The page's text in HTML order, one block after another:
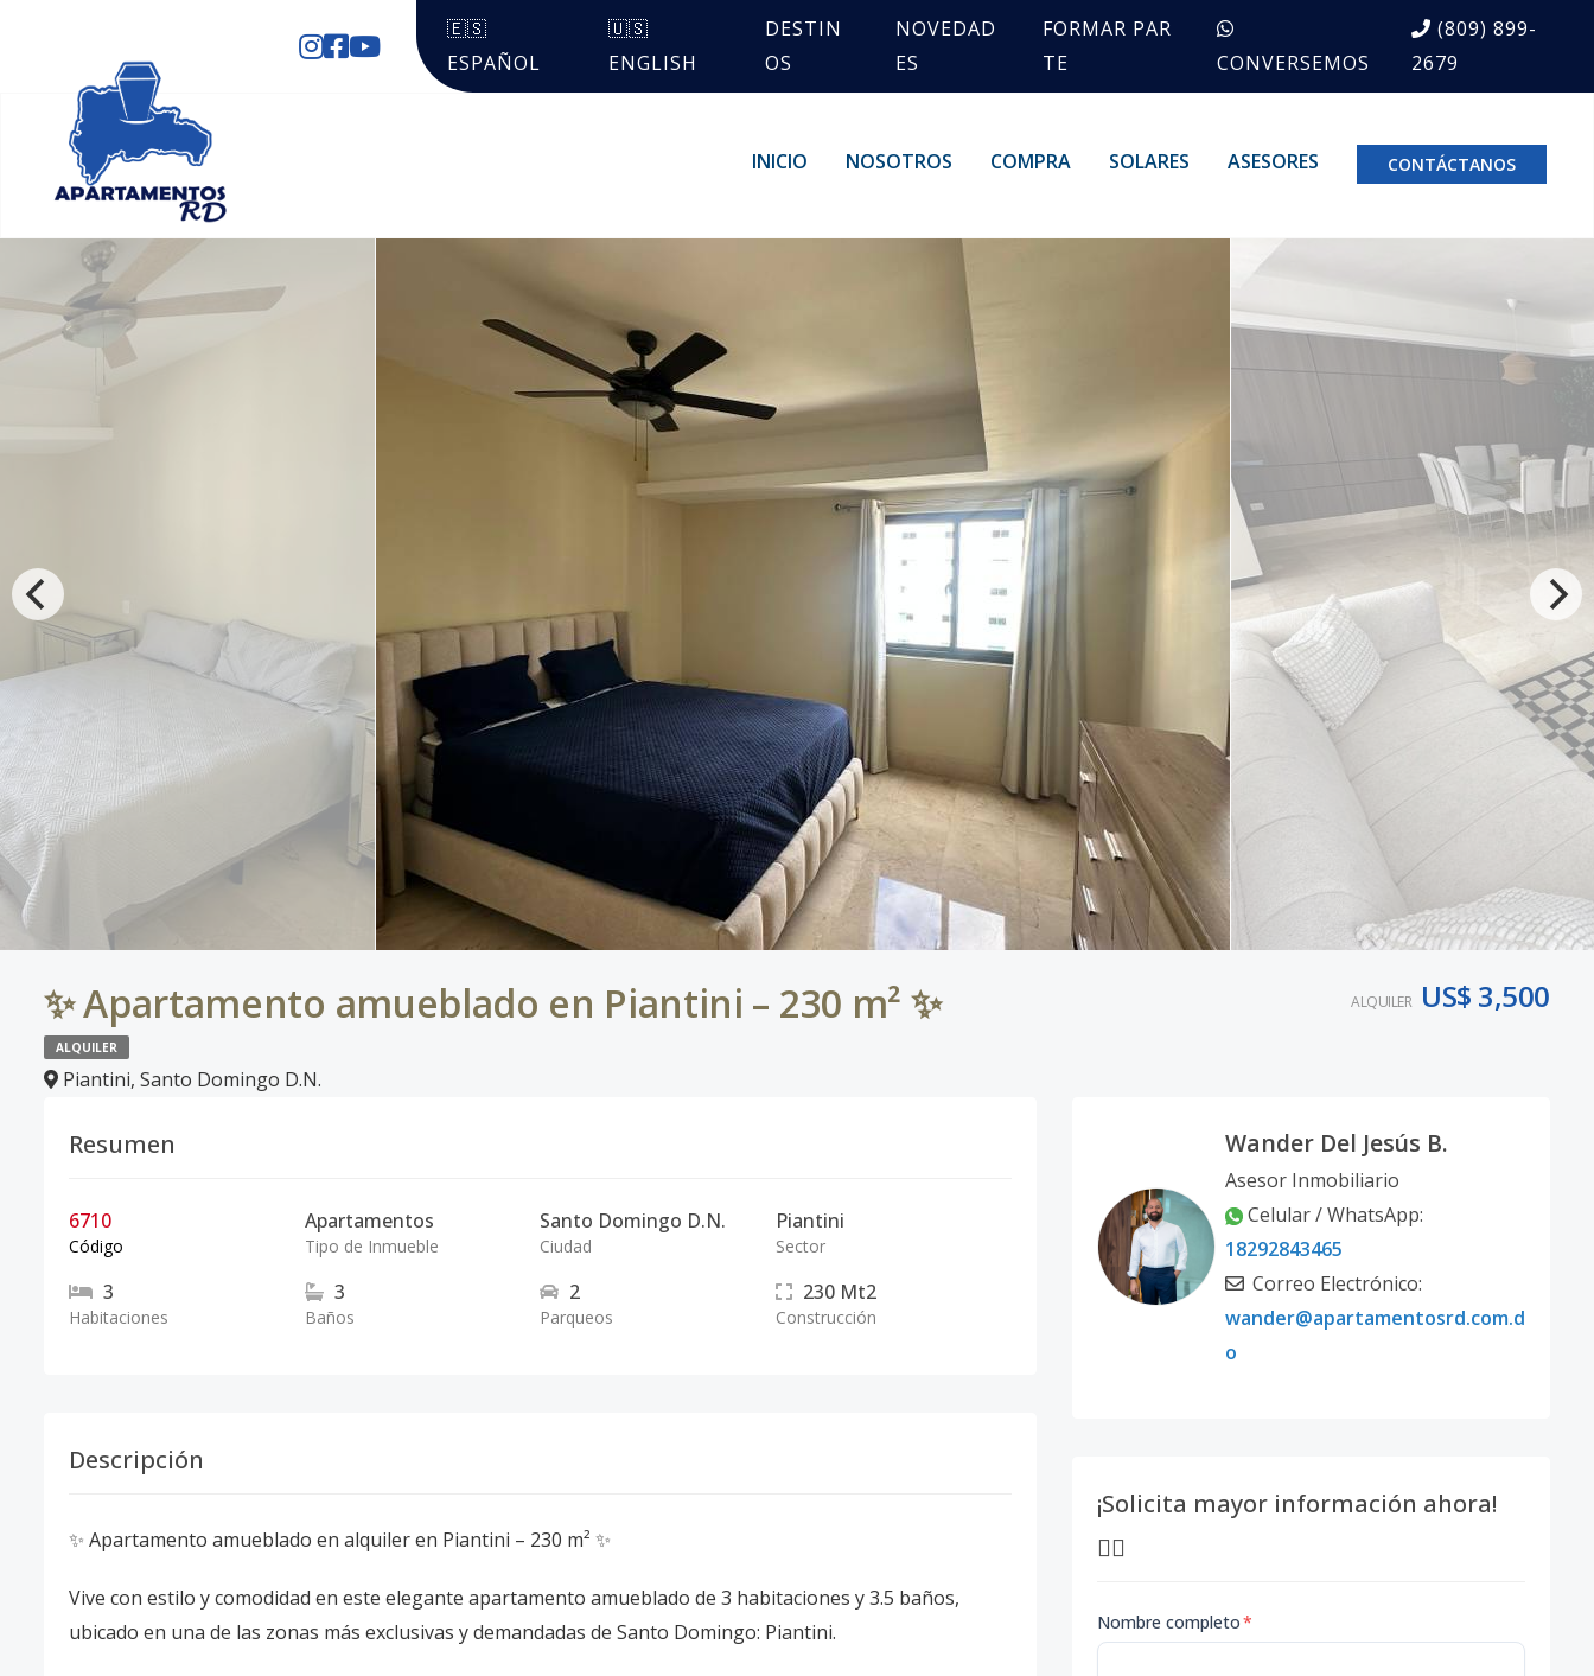
🇪🇸
ESPAÑOL
🇺🇸
ENGLISH
DESTIN
OS
NOVEDAD
ES
FORMAR PAR
TE
CONVERSEMOS
(809) 899-
2679
INICIO NOSOTROS COMPRA SOLARES ASESORES CONTÁCTANOS
✨ Apartamento amueblado en Piantini – 230 m² ✨
ALQUILER
Piantini, Santo Domingo D.N.
ALQUILER US$ 3,500
Resumen
6710
Código
Apartamentos
Tipo de Inmueble
Santo Domingo D.N.
Ciudad
Piantini
Sector
3
Habitaciones
3
Baños
2
Parqueos
230 Mt2
Construcción
Descripción
✨ Apartamento amueblado en alquiler en Piantini – 230 m² ✨
Vive con estilo y comodidad en este elegante apartamento amueblado de 3 habitaciones y 3.5 baños,
ubicado en una de las zonas más exclusivas y demandadas de Santo Domingo: Piantini.
Wander Del Jesús B.
Asesor Inmobiliario
Celular / WhatsApp:
18292843465
Correo Electrónico:
wander@apartamentosrd.com.d
o
¡Solicita mayor información ahora!
👇🏽
Nombre completo*